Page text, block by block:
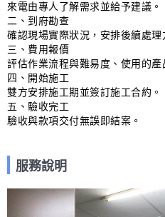
來電由專人了解需求並給予建議。
二、到府勘查
確認現場實際狀況，安排後續處理
三、費用報價
評估作業流程與難易度、使用的產
四、開始施工
雙方安排施工期並簽訂施工合約。
五、驗收完工
驗收與款項交付無誤即結案。
服務說明